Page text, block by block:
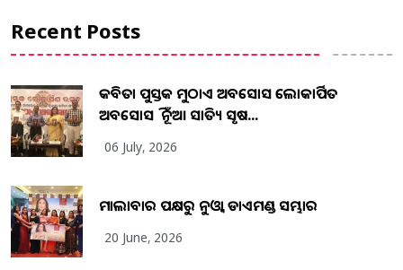
Recent Posts
କବିତା ପୁସ୍ତକ ମୁଠାଏ ଅବସୋସ ଲୋକାର୍ପିତ
ଅବସୋସ ହିଁ ନୂଆ ସାହିତ୍ୟ ସୃଷ...
06 July, 2026
ମାଲାବାର ପକ୍ଷରୁ ନୁଓ୍ବା ଡାଏମଣ୍ଡ ସମ୍ଭାର
20 June, 2026